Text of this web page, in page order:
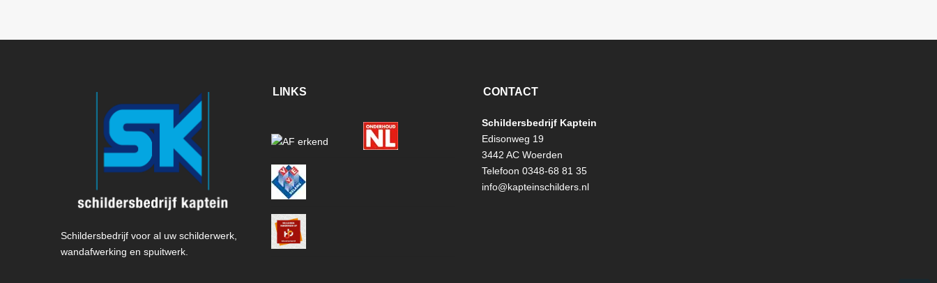
Schildersbedrijf voor al uw schilderwerk,
wandafwerking en spuitwerk.
LINKS CONTACT
Schildersbedrijf Kaptein
Edisonweg 19
3442 AC Woerden
Telefoon 0348-68 81 35
info@kapteinschilders.nl